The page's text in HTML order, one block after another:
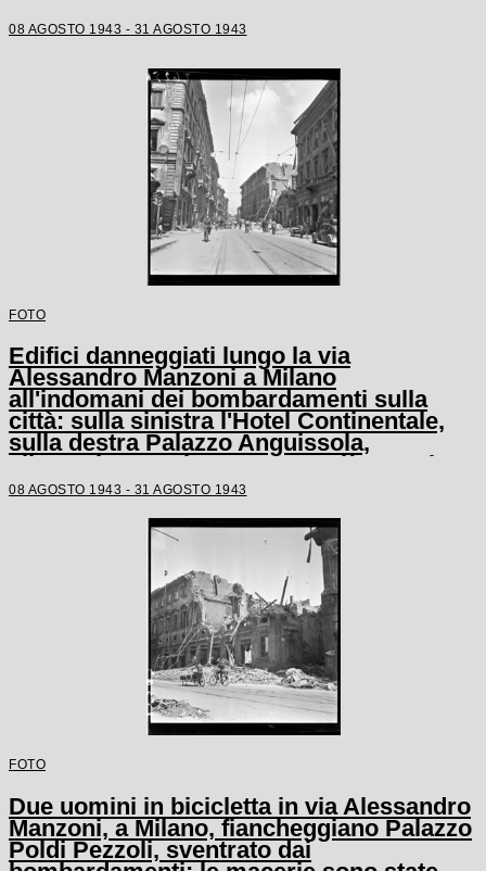
08 AGOSTO 1943 - 31 AGOSTO 1943
FOTO
Edifici danneggiati lungo la via
Alessandro Manzoni a Milano
all'indomani dei bombardamenti sulla
città: sulla sinistra l'Hotel Continentale,
sulla destra Palazzo Anguissola,
all'angolo con via Morone, e più avanti
Palazzo Poldi Pezzoli distrutto. Persone a
passano tra le macerie addossate ai lati
08 AGOSTO 1943 - 31 AGOSTO 1943
FOTO
Due uomini in bicicletta in via Alessandro
Manzoni, a Milano, fiancheggiano Palazzo
Poldi Pezzoli, sventrato dai